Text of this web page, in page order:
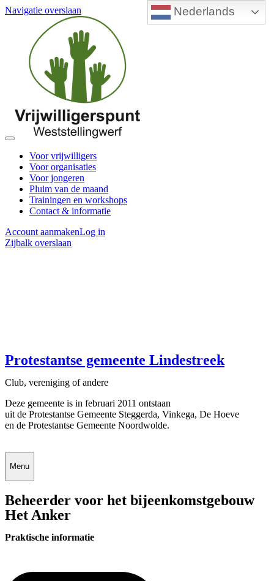
Nederlands
Navigatie overslaan
Voor vrijwilligers
Voor organisaties
Voor jongeren
Pluim van de maand
Trainingen en workshops
Contact & informatie
Account aanmakenLog in
Zijbalk overslaan
Protestantse gemeente Lindestreek
Club, vereniging of andere
Deze gemeente is in februari 2011 ontstaan
uit de Protestantse Gemeente Steggerda, Vinkega, De Hoeve
en de Protestantse Gemeente Noordwolde.
Menu
Beheerder voor het bijeenkomstgebouw
Het Anker
Praktische informatie